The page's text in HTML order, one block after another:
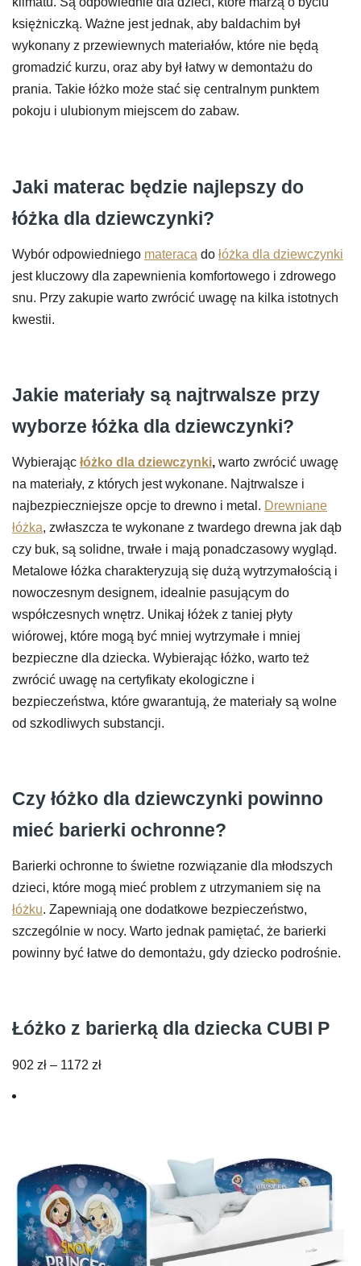
księżniczką. Ważne jest jednak, aby baldachim był
wykonany z przewiewnych materiałów, które nie będą
gromadzić kurzu, oraz aby był łatwy w demontażu do
prania. Takie łóżko może stać się centralnym punktem
pokoju i ulubionym miejscem do zabaw.
Jaki materac będzie najlepszy do
łóżka dla dziewczynki?
Wybór odpowiedniego materaca do łóżka dla dziewczynki
jest kluczowy dla zapewnienia komfortowego i zdrowego
snu. Przy zakupie warto zwrócić uwagę na kilka istotnych
kwestii.
Jakie materiały są najtrwalsze przy
wyborze łóżka dla dziewczynki?
Wybierając łóżko dla dziewczynki, warto zwrócić uwagę
na materiały, z których jest wykonane. Najtrwalsze i
najbezpieczniejsze opcje to drewno i metal. Drewniane
łóżka, zwłaszcza te wykonane z twardego drewna jak dąb
czy buk, są solidne, trwałe i mają ponadczasowy wygląd.
Metalowe łóżka charakteryzują się dużą wytrzymałością i
nowoczesnym designem, idealnie pasującym do
współczesnych wnętrz. Unikaj łóżek z taniej płyty
wiórowej, które mogą być mniej wytrzymałe i mniej
bezpieczne dla dziecka. Wybierając łóżko, warto też
zwrócić uwagę na certyfikaty ekologiczne i
bezpieczeństwa, które gwarantują, że materiały są wolne
od szkodliwych substancji.
Czy łóżko dla dziewczynki powinno
mieć barierki ochronne?
Barierki ochronne to świetne rozwiązanie dla młodszych
dzieci, które mogą mieć problem z utrzymaniem się na
łóżku. Zapewniają one dodatkowe bezpieczeństwo,
szczególnie w nocy. Warto jednak pamiętać, że barierki
powinny być łatwe do demontażu, gdy dziecko podrośnie.
Łóżko z barierką dla dziecka CUBI P
902 zł – 1172 złZakres
1172 zł